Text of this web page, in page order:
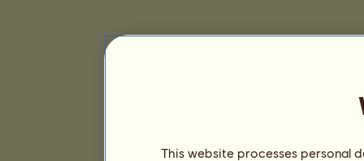
This website processes personal